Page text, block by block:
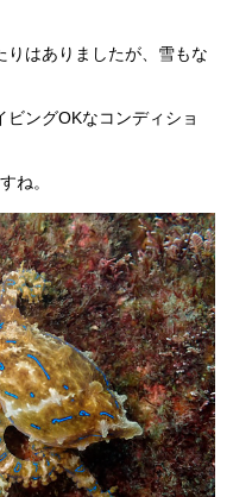
りはありましたが、雪もな
ングOKなコンディショ
ね。